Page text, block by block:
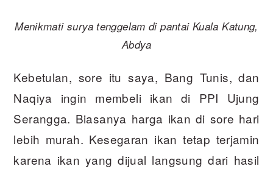
Menikmati surya tenggelam di pantai Kuala Katung,
Abdya
Kebetulan, sore itu saya, Bang Tunis, dan
Naqiya ingin membeli ikan di PPI Ujung
Serangga. Biasanya harga ikan di sore hari
lebih murah. Kesegaran ikan tetap terjamin
karena ikan yang dijual langsung dari hasil